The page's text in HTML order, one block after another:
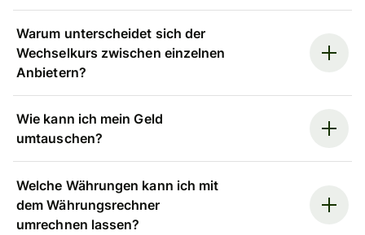
Warum unterscheidet sich der
Wechselkurs zwischen einzelnen
Anbietern?
Wie kann ich mein Geld
umtauschen?
Welche Währungen kann ich mit
dem Währungsrechner
umrechnen lassen?